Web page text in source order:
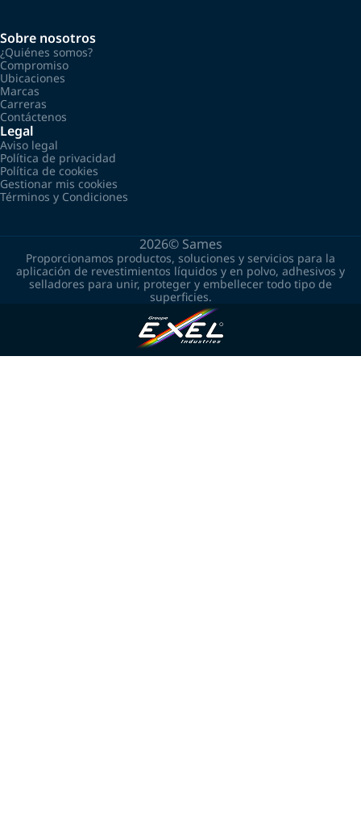
Sobre nosotros
¿Quiénes somos?
Compromiso
Ubicaciones
Marcas
Carreras
Contáctenos
Legal
Aviso legal
Política de privacidad
Política de cookies
Gestionar mis cookies
Términos y Condiciones
2026© Sames
Proporcionamos productos, soluciones y servicios para la
aplicación de revestimientos líquidos y en polvo, adhesivos y
selladores para unir, proteger y embellecer todo tipo de
superficies.